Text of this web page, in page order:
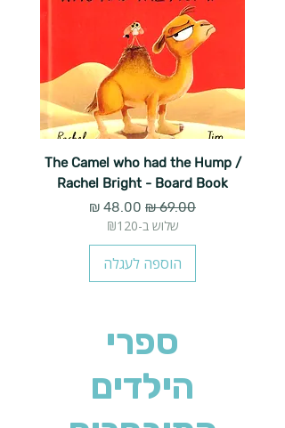
The Camel who had the Hump /
Rachel Bright - Board Book
מחיר רגיל מחיר מבצע
שלוש ב-₪120
הוספה לעגלה
ספרי
הילדים